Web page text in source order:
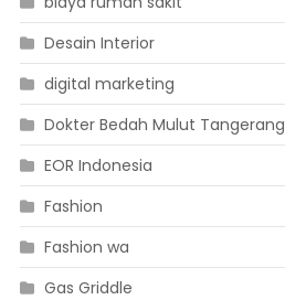
Desain Interior
digital marketing
Dokter Bedah Mulut Tangerang
EOR Indonesia
Fashion
Fashion wa
Gas Griddle